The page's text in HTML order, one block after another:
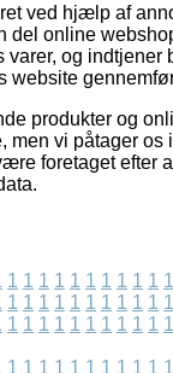
ved hjælp af
del online
varer, og indtjener
website
produkter og
vi påtager os
foretaget efter
1 1 1 1 1 1 1 1 1 1 1
1 1 1 1 1 1 1 1 1 1 1
1 1 1 1 1 1 1 1 1 1 1
1 1 1 1 1 1 1 1 1 1 1